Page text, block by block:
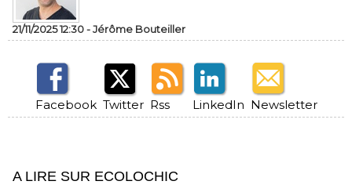
21/11/2025 12:30 -Jérôme Bouteiller
Facebook Twitter Rss LinkedIn Newsletter
A LIRE SUR ECOLOCHIC